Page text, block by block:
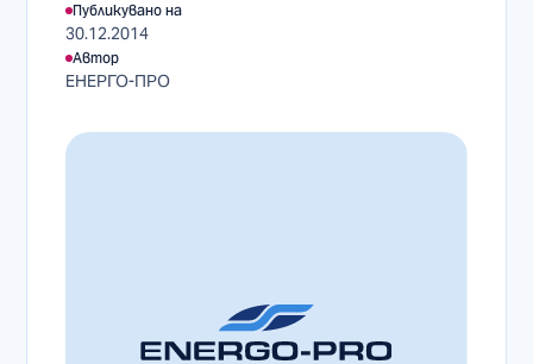
Публикувано на
30.12.2014
Автор
ЕНЕРГО-ПРО